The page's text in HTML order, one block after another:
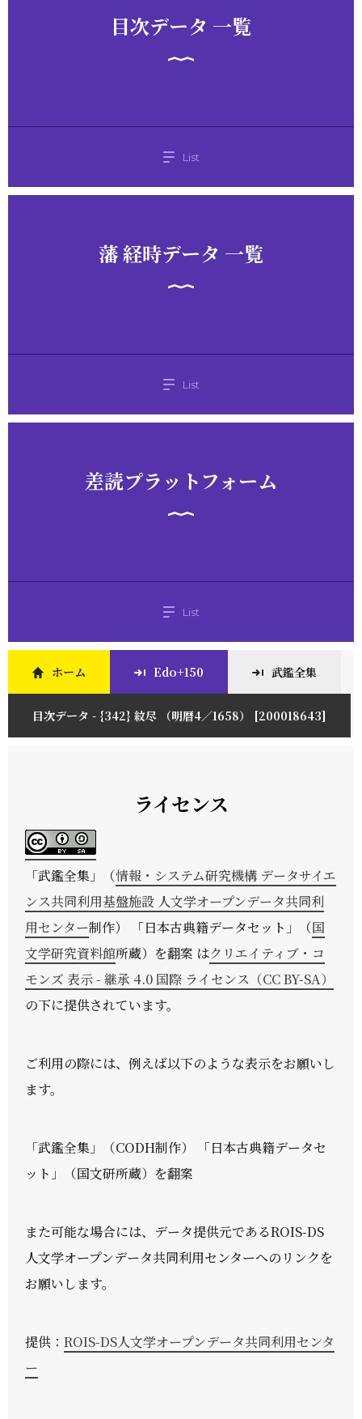
目次データ 一覧
List
藩 経時データ 一覧
List
差読プラットフォーム
List
ホーム Edo+150 武鑑全集
目次データ - {342} 紋尽 （明暦4／1658） [200018643]
ライセンス
「武鑑全集 」（情報・システム研究機構 データサイエ
ンス共同利用基盤施設 人文学オープンデータ共同利
用センター制作） 「日本古典籍データセット」（国
文学研究資料館所蔵）を翻案 はクリエイティブ・コ
モンズ 表示 - 継承 4.0 国際 ライセンス（CC BY-SA）
の下に提供されています。
ご利用の際には、例えば以下のような表示をお願いし
ます。
「武鑑全集」（CODH制作） 「日本古典籍データセ
ット」（国文研所蔵）を翻案
また可能な場合には、データ提供元であるROIS-DS
人文学オープンデータ共同利用センターへのリンクを
お願いします。
提供：ROIS-DS人文学オープンデータ共同利用センタ
ー